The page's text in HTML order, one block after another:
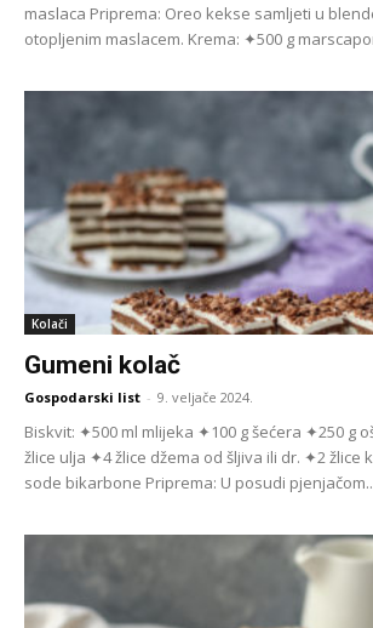
maslaca Priprema: Oreo kekse samljeti u
otopljenim maslacem. Krema: ✦500 g
Kolači
Gumeni kolač
Gospodarski list - 9. veljače 2024.
Biskvit: ✦500 ml mlijeka ✦100 g šećera ✦250 g
žlice ulja ✦4 žlice džema od šljiva ili dr. ✦2 žlice
sode bikarbone Priprema: U posudi